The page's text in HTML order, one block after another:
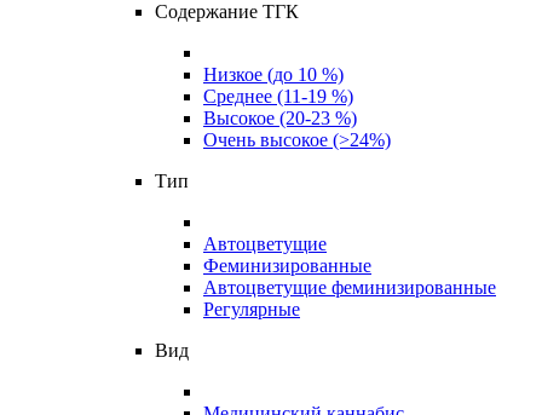
Содержание ТГК
Низкое (до 10 %)
Среднее (11-19 %)
Высокое (20-23 %)
Очень высокое (>24%)
Тип
Автоцветущие
Феминизированные
Автоцветущие феминизированные
Регулярные
Вид